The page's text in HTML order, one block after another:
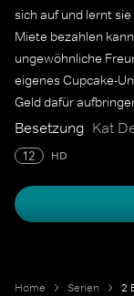
sich auf und lernt
Miete bezahlen
ungewöhnliche
eigenes Cupcake-
Geld dafür
gesparte Betrag
Besetzung Kat
12 HD
Home Serien 2